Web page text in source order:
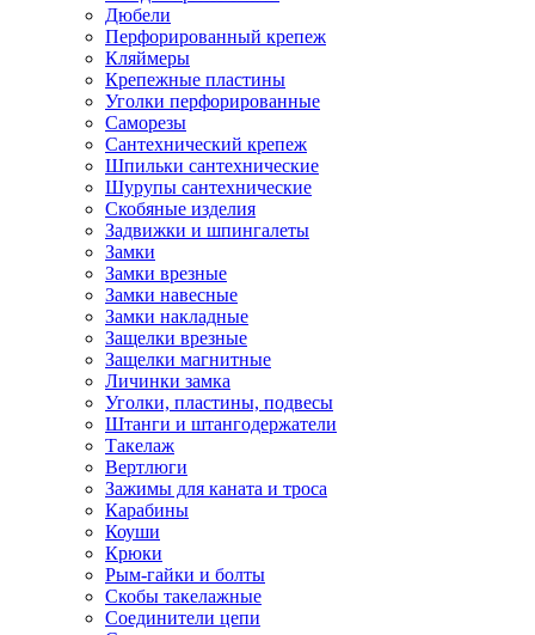
Дюбели
Перфорированный крепеж
Кляймеры
Крепежные пластины
Уголки перфорированные
Саморезы
Сантехнический крепеж
Шпильки сантехнические
Шурупы сантехнические
Скобяные изделия
Задвижки и шпингалеты
Замки
Замки врезные
Замки навесные
Замки накладные
Защелки врезные
Защелки магнитные
Личинки замка
Уголки, пластины, подвесы
Штанги и штангодержатели
Такелаж
Вертлюги
Зажимы для каната и троса
Карабины
Коуши
Крюки
Рым-гайки и болты
Скобы такелажные
Соединители цепи